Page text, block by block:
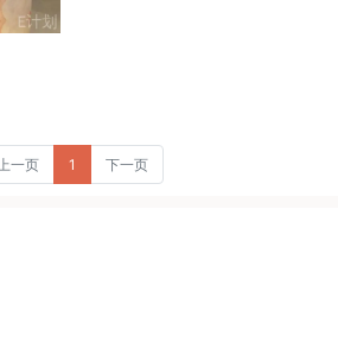
上一页 1 下一页